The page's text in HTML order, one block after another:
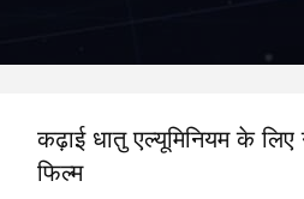
कढ़ाई धातु एल्यूमिनियम के लिए
फिल्म